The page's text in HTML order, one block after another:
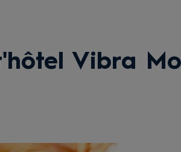
Vibra